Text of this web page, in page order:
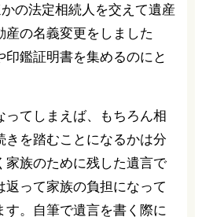
の法定相続人を交えて遺産
産の名義変更をしました
印鑑証明書を集めるのにと
ってしまえば、もちろん相
きを踏むことになるかは分
家族のために残した遺言で
返って家族の負担になって
す。自筆で遺言を書く際に